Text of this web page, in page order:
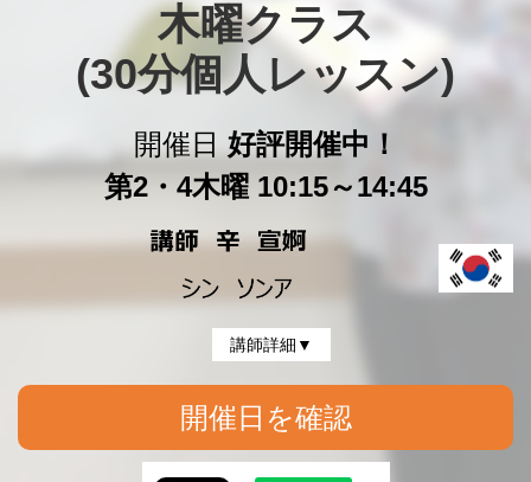
木曜クラス
(30分個人レッスン)
開催日 好評開催中！
第2・4木曜 10:15～14:45
講師詳細▼
開催日を確認